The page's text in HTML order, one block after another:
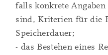
falls konkrete
sind, Kriterien für die
Speicherdauer;
- das Bestehen eines